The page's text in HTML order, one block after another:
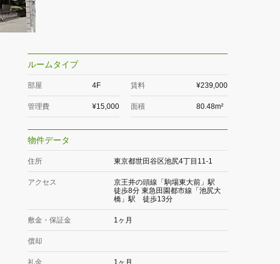
ルームタイプ
部屋 4F 賃料 ¥239,000
管理費 ¥15,000 面積 80.48m²
物件データ
住所 東京都世田谷区池尻4丁目11-1
アクセス
京王井の頭線「駒場東大前」駅
徒歩8分 東急田園都市線「池尻大
橋」駅 徒歩13分
敷金・保証金 1ヶ月
償却
礼金 1ヶ月